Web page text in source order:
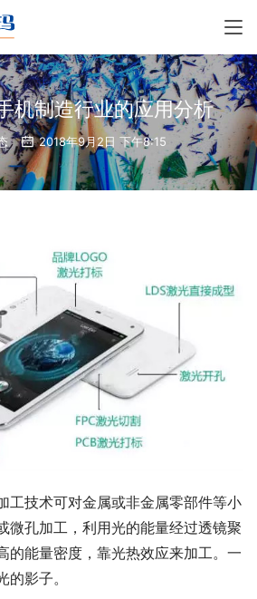
机制造行业的应用分析
2018年9月2日 下午8:15
工技术可对金属或非金属零部件等小
微孔加工，利用光的能量经过透镜聚
的能量密度，靠光热效应来加工。一
影子。